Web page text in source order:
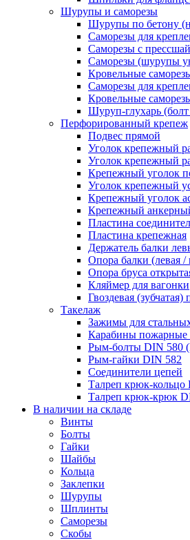
Шурупы и саморезы
Шурупы по бетону
Саморезы для
Саморезы с
Саморезы (шурупы
Кровельные
Саморезы для
Кровельные
Шуруп-глухарь
Перфорированный крепеж
Подвес прямой
Уголок крепежный
Уголок крепежный
Крепежный уголок
Уголок крепежный
Крепежный уголок
Крепежный
Пластина
Пластина крепежная
Держатель балки
Опора балки (левая /
Опора бруса
Кляймер для вагонки
Гвоздевая (зубчатая)
Такелаж
Зажимы для
Карабины пожарные
Рым-болты DIN 580
Рым-гайки DIN 582
Соединители цепей
Талреп крюк-кольцо
Талреп крюк-крюк
В наличии на складе
Винты
Болты
Гайки
Шайбы
Кольца
Заклепки
Шурупы
Шплинты
Саморезы
Скобы